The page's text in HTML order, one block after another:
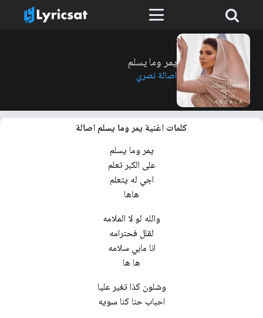
يمر وما يسلم
اصالة نصري
كلمات اغنية يمر وما يسلم اصالة
يمر وما يسلم
على الكبر تعلم
اجي له يتعلم
هاها
والله لو لا الملامه
لقلل فحترامه
انا مابي سلامه
ها ها
وشلون كذا تغير عليا
احباب حنا كنا سويه